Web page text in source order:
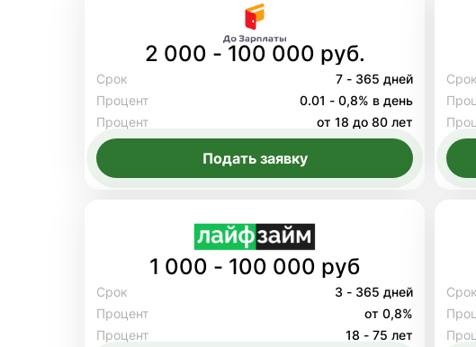
2 000 - 100 000 руб.
Срок
7 - 365 дней
Процент
0.01 - 0,8% в день
Процент
от 18 до 80 лет
Подать заявку
Срок
1 000 - 100 000 руб
Срок
3 - 365 дней
Процент
от 0,8%
Процент
18 - 75 лет
Срок